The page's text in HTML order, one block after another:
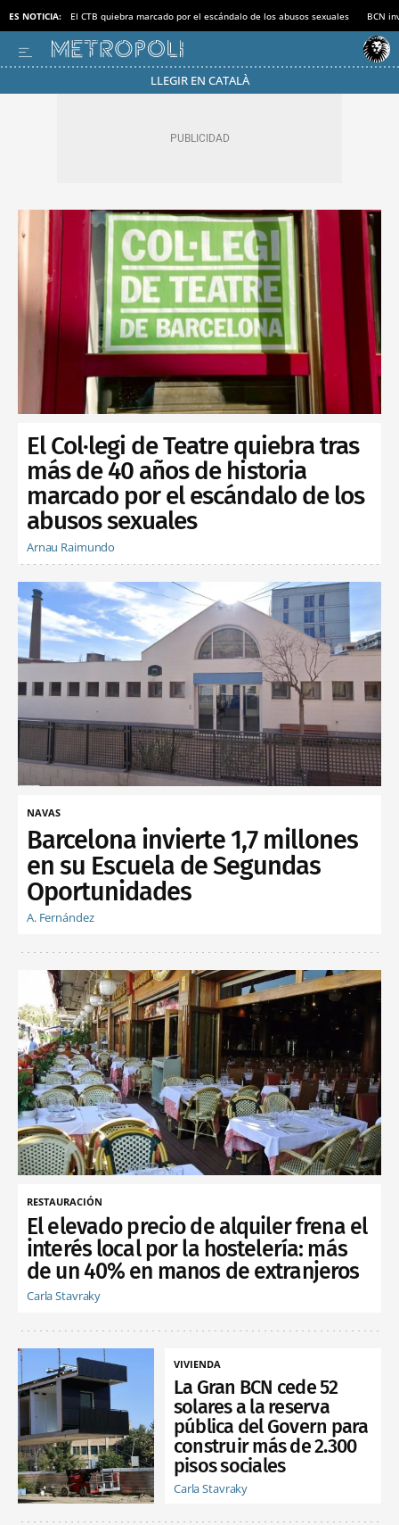
ES NOTICIA: El CTB quiebra marcado por el escándalo de los abusos sexuales BCN
LLEGIR EN CATALÀ
El Col·legi de Teatre quiebra tras
más de 40 años de historia
marcado por el escándalo de los
abusos sexuales
Arnau Raimundo
NAVAS
Barcelona invierte 1,7 millones
en su Escuela de Segundas
Oportunidades
A. Fernández
RESTAURACIÓN
El elevado precio de alquiler frena el
interés local por la hostelería: más
de un 40% en manos de extranjeros
Carla Stavraky
VIVIENDA
La Gran BCN cede 52
solares a la reserva
pública del Govern para
construir más de 2.300
pisos sociales
Carla Stavraky